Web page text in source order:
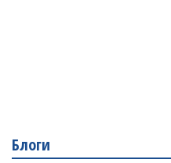
Блоги